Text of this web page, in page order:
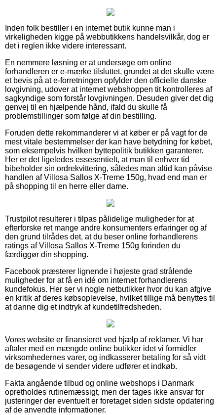
Inden folk bestiller i en internet butik kunne man i
virkeligheden kigge på webbutikkens handelsvilkår, dog er
det i reglen ikke videre interessant.
En nemmere løsning er at undersøge om online
forhandleren er e-mærke tilsluttet, grundet at det skulle være
et bevis på at e-forretningen opfylder den officielle danske
lovgivning, udover at internet webshoppen tit kontrolleres af
sagkyndige som forstår lovgivningen. Desuden giver det dig
genvej til en hjælpende hånd, ifald du skulle få
problemstillinger som følge af din bestilling.
Foruden dette rekommanderer vi at køber er på vagt for de
mest vitale bestemmelser der kan have betydning for købet,
som eksempelvis hvilken byttepolitik butikken garanterer.
Her er det ligeledes essesentielt, at man til enhver tid
bibeholder sin ordrekvittering, således man altid kan påvise
handlen af Villosa Sallos X-Treme 150g, hvad end man er
på shopping til en herre eller dame.
Trustpilot resulterer i tilpas pålidelige muligheder for at
efterforske ret mange andre konsumenters erfaringer og af
den grund tilrådes det, at du beser online forhandlerens
ratings af Villosa Sallos X-Treme 150g forinden du
færdiggør din shopping.
Facebook præsterer lignende i højeste grad strålende
muligheder for at få en idé om internet forhandlerens
kundefokus. Her ser vi nogle netbutikker hvor du kan afgive
en kritik af deres købsoplevelse, hvilket tillige må benyttes til
at danne dig et indtryk af kundetilfredsheden.
Vores website er finansieret ved hjælp af reklamer. Vi har
aftaler med en mængde online butikker idet vi formidler
virksomhedernes varer, og indkasserer betaling for så vidt
de besøgende vi sender videre udfører et indkøb.
Fakta angående tilbud og online webshops i Danmark
opretholdes rutinemæssigt, men der tages ikke ansvar for
justeringer der eventuelt er foretaget siden sidste opdatering
af de anvendte informationer.